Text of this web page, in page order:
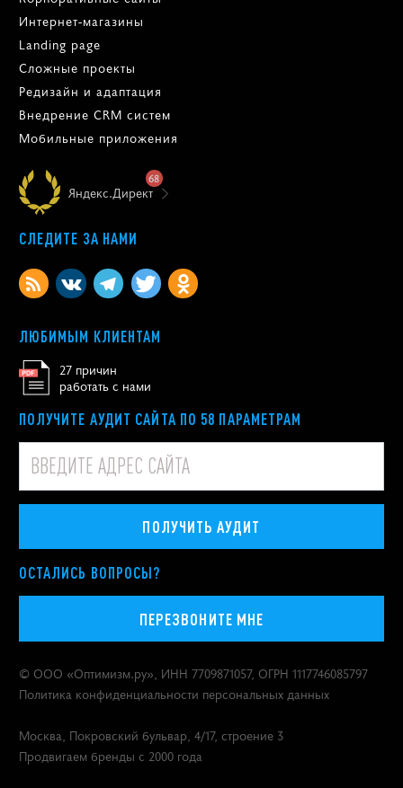
Интернет-магазины
Landing page
Сложные проекты
Редизайн и адаптация
Внедрение CRM систем
Мобильные приложения
Яндекс.Директ
68
СЛЕДИТЕ ЗА НАМИ
ЛЮБИМЫМ КЛИЕНТАМ
27 причин
работать с нами
ПОЛУЧИТЕ АУДИТ САЙТА ПО 58 ПАРАМЕТРАМ
ПОЛУЧИТЬ АУДИТ
ОСТАЛИСЬ ВОПРОСЫ?
ПЕРЕЗВОНИТЕ МНЕ
© ООО «Оптимизм.ру», ИНН 7709871057, ОГРН 1117746085797
Политика конфиденциальности персональных данных
Москва, Покровский бульвар, 4/17, строение 3
Продвигаем бренды с 2000 года